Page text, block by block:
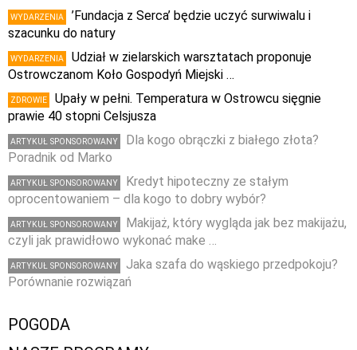
WYDARZENIA
’Fundacja z Serca’ będzie uczyć surwiwalu i
szacunku do natury
WYDARZENIA
Udział w zielarskich warsztatach proponuje
Ostrowczanom Koło Gospodyń Miejski …
ZDROWIE
Upały w pełni. Temperatura w Ostrowcu sięgnie
prawie 40 stopni Celsjusza
ARTYKUŁ SPONSOROWANY
Dla kogo obrączki z białego złota?
Poradnik od Marko
ARTYKUŁ SPONSOROWANY
Kredyt hipoteczny ze stałym
oprocentowaniem – dla kogo to dobry wybór?
ARTYKUŁ SPONSOROWANY
Makijaż, który wygląda jak bez makijażu,
czyli jak prawidłowo wykonać make …
ARTYKUŁ SPONSOROWANY
Jaka szafa do wąskiego przedpokoju?
Porównanie rozwiązań
POGODA